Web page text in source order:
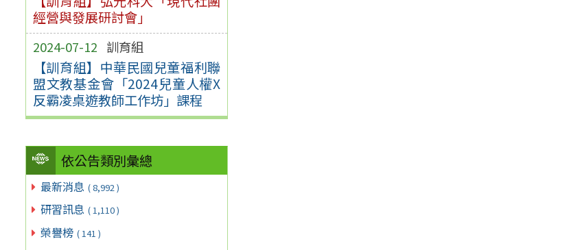
經營與發展研討會」
2024-07-12 訓育組
【訓育組】中華民國兒童福利聯
盟文教基金會「2024兒童人權X
反霸凌桌遊教師工作坊」課程
依公告類別彙總
最新消息 ( 8,992 )
研習訊息 ( 1,110 )
榮譽榜 ( 141 )